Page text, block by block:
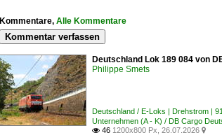
Kommentare, Alle Kommentare
Kommentar verfassen
Deutschland Lok 189 084 von
Philippe Smets
Deutschland / E-Loks | Drehstrom |
Unternehmen (A - K) / DB Cargo
 46 1200x800 Px, 26.07.2026 